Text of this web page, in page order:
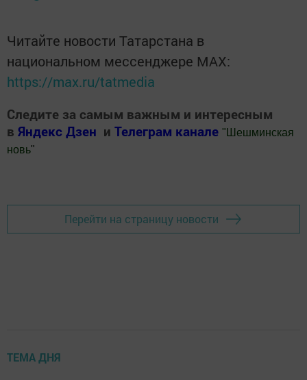
Читайте новости Татарстана в
национальном мессенджере MАХ:
https://max.ru/tatmedia
Следите за самым важным и интересным
в Яндекс Дзен и Телеграм канале " Шешминская
новь"
Перейти на страницу новости
ТЕМА ДНЯ